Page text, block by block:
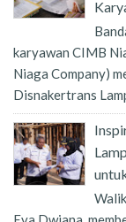
karyawan CIMB
Niaga Company)
Disnakertrans